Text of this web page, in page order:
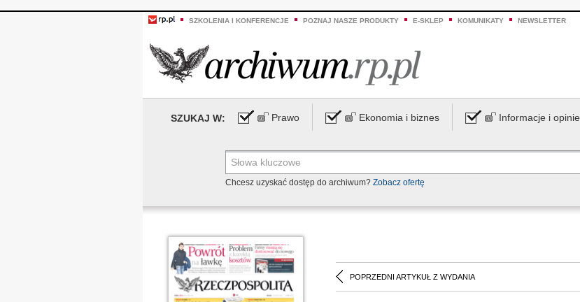
SZKOLENIA I KONFERENCJE POZNAJ NASZE PRODUKTY E-SKLEP KOMUNIKATY NEWSLETTER
SZUKAJ W: Prawo Ekonomia i biznes Informacje i opinie
Chcesz uzyskać dostęp do archiwum? Zobacz ofertę
POPRZEDNI ARTYKUŁ Z WYDANIA